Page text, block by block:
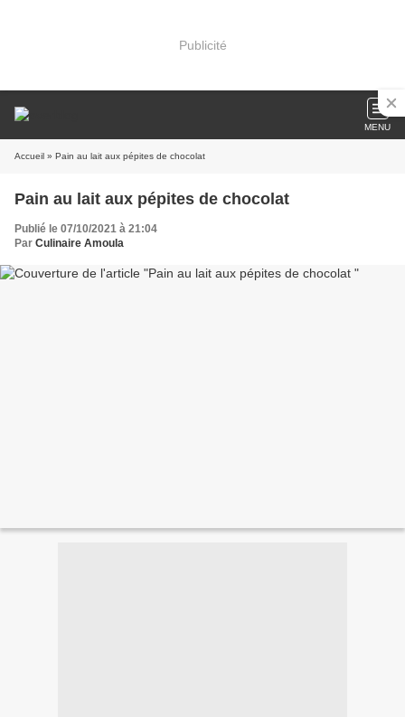
Publicité
MENU
Accueil » Pain au lait aux pépites de chocolat
Pain au lait aux pépites de chocolat
Publié le 07/10/2021 à 21:04
Par Culinaire Amoula